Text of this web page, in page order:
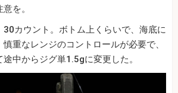
を。
30カウント。ボトム上くらいで、海底に
重なレンジのコントロールが必要で、
中からジグ単1.5gに変更した。